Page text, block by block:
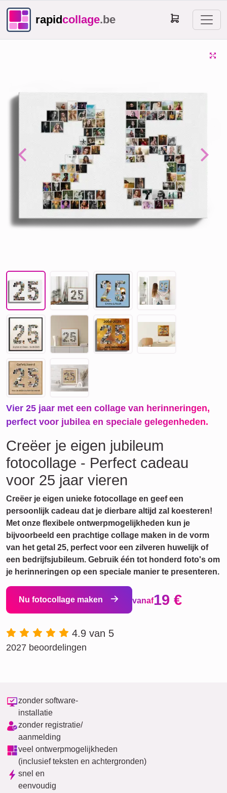
rapidcollage.be
Previous Next
Vier 25 jaar met een collage van herinneringen,
perfect voor jubilea en speciale gelegenheden.
Creëer je eigen jubileum
fotocollage - Perfect cadeau
voor 25 jaar vieren
Creëer je eigen unieke fotocollage en geef een
persoonlijk cadeau dat je dierbare altijd zal koesteren!
Met onze flexibele ontwerpmogelijkheden kun je
bijvoorbeeld een prachtige collage maken in de vorm
van het getal 25, perfect voor een zilveren huwelijk of
een bedrijfsjubileum. Gebruik één tot honderd foto's om
je herinneringen op een speciale manier te presenteren.
Nu fotocollage maken vanaf19 €
4.9 van 5
2027 beoordelingen
zonder software-
installatie
zonder registratie/
aanmelding
veel ontwerpmogelijkheden
(inclusief teksten en achtergronden)
snel en
eenvoudig